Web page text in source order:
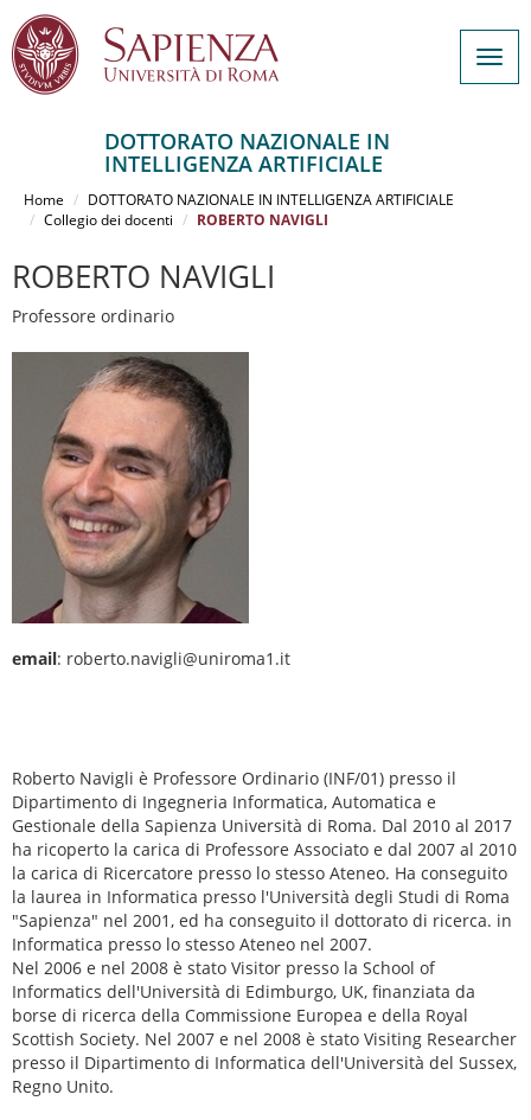
contenuto
DOTTORATO NAZIONALE IN
INTELLIGENZA ARTIFICIALE
Home
DOTTORATO NAZIONALE IN INTELLIGENZA ARTIFICIALE
Collegio dei docenti
ROBERTO NAVIGLI
ROBERTO NAVIGLI
Professore ordinario
email: roberto.navigli@uniroma1.it
Roberto Navigli è Professore Ordinario (INF/01) presso il
Dipartimento di Ingegneria Informatica, Automatica e
Gestionale della Sapienza Università di Roma. Dal 2010 al 2017
ha ricoperto la carica di Professore Associato e dal 2007 al 2010
la carica di Ricercatore presso lo stesso Ateneo. Ha conseguito
la laurea in Informatica presso l'Università degli Studi di Roma
"Sapienza" nel 2001, ed ha conseguito il dottorato di ricerca. in
Informatica presso lo stesso Ateneo nel 2007.
Nel 2006 e nel 2008 è stato Visitor presso la School of
Informatics dell'Università di Edimburgo, UK, finanziata da
borse di ricerca della Commissione Europea e della Royal
Scottish Society. Nel 2007 e nel 2008 è stato Visiting Researcher
presso il Dipartimento di Informatica dell'Università del Sussex,
Regno Unito.